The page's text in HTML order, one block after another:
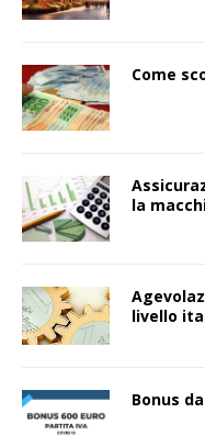
Come
la
livello
Bonus